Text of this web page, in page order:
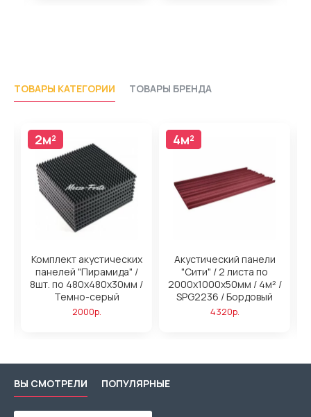
ТОВАРЫ КАТЕГОРИИ ТОВАРЫ БРЕНДА
2м²
Комплект акустических
панелей "Пирамида" /
8шт. по 480x480х30мм /
Темно-серый
2000р.
4м²
4м²
Акустический панели
"Сити" / 2 листа по
2000х1000х50мм / 4м² /
SPG2236 / Бордовый
4320р.
ВЫ СМОТРЕЛИ ПОПУЛЯРНЫЕ